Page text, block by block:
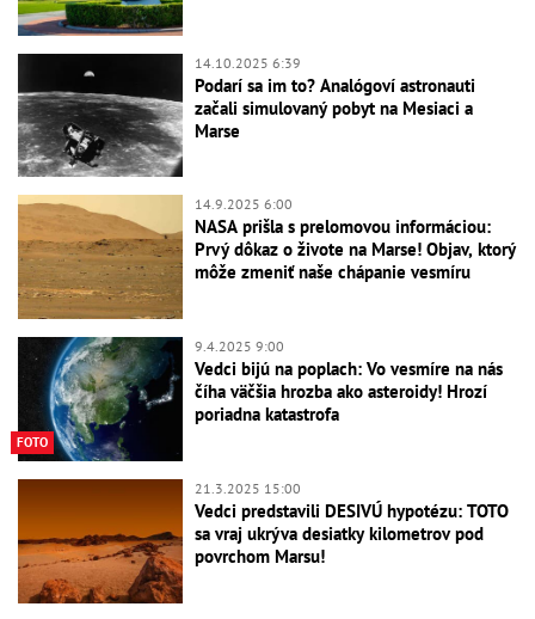
14.10.2025 6:39
Podarí sa im to? Analógoví astronauti
začali simulovaný pobyt na Mesiaci a
Marse
14.9.2025 6:00
NASA prišla s prelomovou informáciou:
Prvý dôkaz o živote na Marse! Objav, ktorý
môže zmeniť naše chápanie vesmíru
FOTO
9.4.2025 9:00
Vedci bijú na poplach: Vo vesmíre na nás
číha väčšia hrozba ako asteroidy! Hrozí
poriadna katastrofa
21.3.2025 15:00
Vedci predstavili DESIVÚ hypotézu: TOTO
sa vraj ukrýva desiatky kilometrov pod
povrchom Marsu!